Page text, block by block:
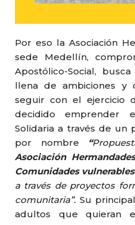
Por eso la Asociación
sede Medellín,
Apostólico-Social,
llena de ambiciones y
seguir con el ejercicio
decidido emprender
Solidaria a través de un
por nombre “
Asociación
Comunidades
a través de proyectos
comunitaria”. Su
adultos que quieran